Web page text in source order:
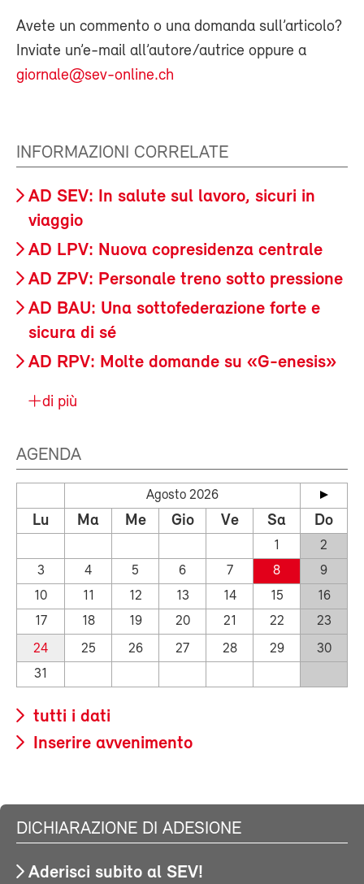
Avete un commento o una domanda sull’articolo?
Inviate un’e-mail all’autore/autrice oppure a
giornale@sev-online.ch
INFORMAZIONI CORRELATE
AD SEV: In salute sul lavoro, sicuri in
viaggio
AD LPV: Nuova copresidenza centrale
AD ZPV: Personale treno sotto pressione
AD BAU: Una sottofederazione forte e
sicura di sé
AD RPV: Molte domande su «G-enesis»
di più
AGENDA
Agosto 2026
Lu Ma Me Gio Ve Sa Do
1
2
3
4 5 6 7 8
9
10
11 12 13 14 15
16
17
18 19 20 21 22
23
24
25 26 27 28 29
30
31
tutti i dati
Inserire avvenimento
DICHIARAZIONE DI ADESIONE
Aderisci subito al SEV!